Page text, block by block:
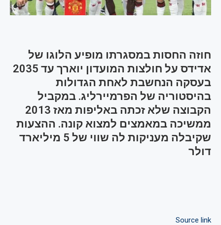
חוזה החסות במסגרתו מופיע הלוגו של
אדידס על חולצות המועדון יוארך עד 2035
בעסקה הנחשבת לאחת הגדולות
בהיסטוריה של הפרמיירליג. במקביל
הקבוצה שלא זכתה באליפות מאז 2013
ממשיכה במאמצים למצוא קונה. ההצעות
שקיבלה מעניקות לה שווי של 5 מיליארד
דולר
Source link